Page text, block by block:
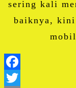
sering kali
baiknya, kini